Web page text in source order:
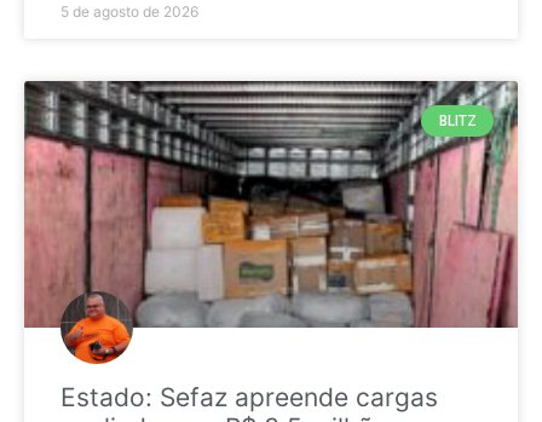
5 de agosto de 2026
BLITZ
Estado: Sefaz apreende cargas